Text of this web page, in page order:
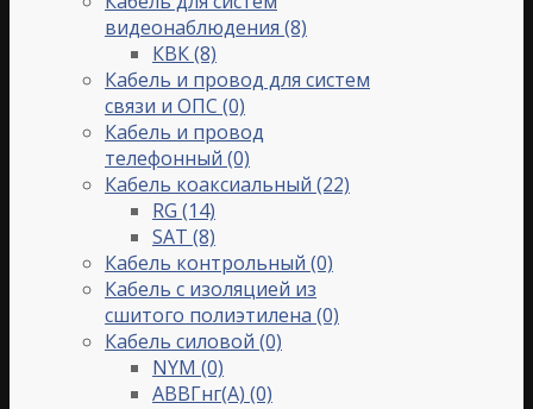
видеонаблюдения (8)
КВК(8)
Кабель и провод для систем
связи и ОПС (0)
Кабель и провод
телефонный (0)
Кабель коаксиальный (22)
RG (14)
SAT (8)
Кабель контрольный (0)
Кабель с изоляцией из
сшитого полиэтилена (0)
Кабель силовой (0)
NYM (0)
АВВГнг(А) (0)